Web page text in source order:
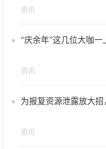
资讯
“庆余年”这几位大咖
资讯
为报复资源泄露放大
资讯